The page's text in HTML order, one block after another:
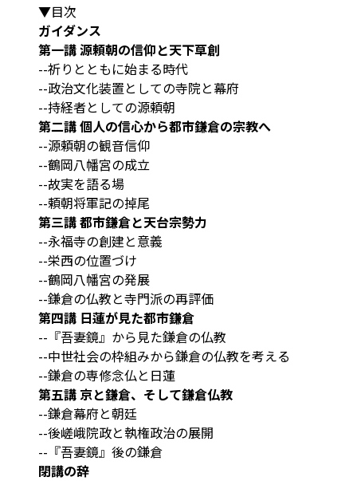
▼目次
ガイダンス
第一講 源頼朝の信仰と天下草創
--祈りとともに始まる時代
--政治文化装置としての寺院と幕府
--持経者としての源頼朝
第二講 個人の信心から都市鎌倉の宗教へ
--源頼朝の観音信仰
--鶴岡八幡宮の成立
--故実を語る場
--頼朝将軍記の掉尾
第三講 都市鎌倉と天台宗勢力
--永福寺の創建と意義
--栄西の位置づけ
--鶴岡八幡宮の発展
--鎌倉の仏教と寺門派の再評価
第四講 日蓮が見た都市鎌倉
--『吾妻鏡』から見た鎌倉の仏教
--中世社会の枠組みから鎌倉の仏教を考える
--鎌倉の専修念仏と日蓮
第五講 京と鎌倉、そして鎌倉仏教
--鎌倉幕府と朝廷
--後嵯峨院政と執権政治の展開
--『吾妻鏡』後の鎌倉
閉講の辞